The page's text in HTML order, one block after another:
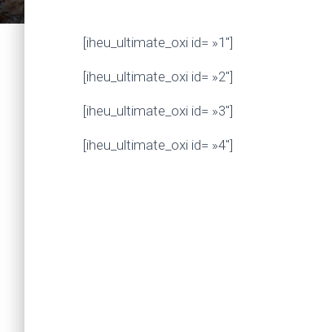
[iheu_ultimate_oxi id= »1″]
[iheu_ultimate_oxi id= »2″]
[iheu_ultimate_oxi id= »3″]
[iheu_ultimate_oxi id= »4″]